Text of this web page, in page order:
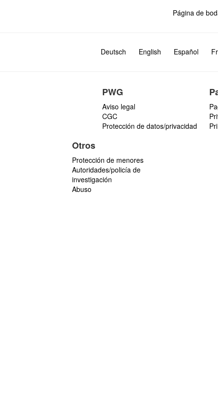
Página de
Deutsch English Español
PWG
Aviso legal
CGC
Protección de datos/privacidad
Otros
Protección de menores
Autoridades/policía de
investigación
Abuso